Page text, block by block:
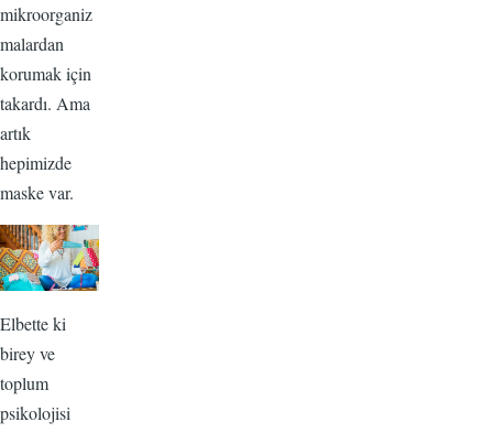
mikroorganiz
malardan
korumak için
takardı. Ama
artık
hepimizde
maske var.
Elbette ki
birey ve
toplum
psikolojisi